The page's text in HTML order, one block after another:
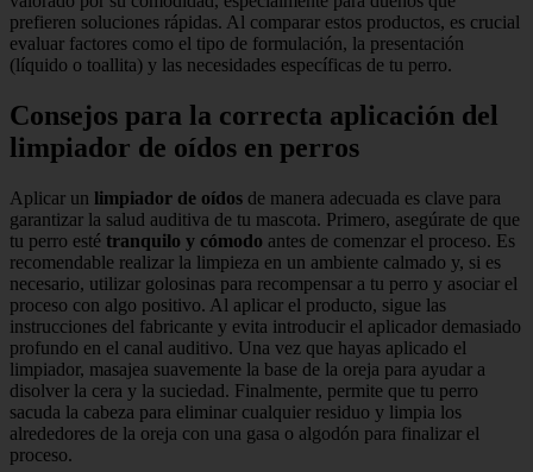
prefieren soluciones rápidas. Al comparar estos productos, es crucial
evaluar factores como el tipo de formulación, la presentación
(líquido o toallita) y las necesidades específicas de tu perro.
Consejos para la correcta aplicación del
limpiador de oídos en perros
Aplicar un limpiador de oídos de manera adecuada es clave para
garantizar la salud auditiva de tu mascota. Primero, asegúrate de que
tu perro esté tranquilo y cómodo antes de comenzar el proceso. Es
recomendable realizar la limpieza en un ambiente calmado y, si es
necesario, utilizar golosinas para recompensar a tu perro y asociar el
proceso con algo positivo. Al aplicar el producto, sigue las
instrucciones del fabricante y evita introducir el aplicador demasiado
profundo en el canal auditivo. Una vez que hayas aplicado el
limpiador, masajea suavemente la base de la oreja para ayudar a
disolver la cera y la suciedad. Finalmente, permite que tu perro
sacuda la cabeza para eliminar cualquier residuo y limpia los
alrededores de la oreja con una gasa o algodón para finalizar el
proceso.